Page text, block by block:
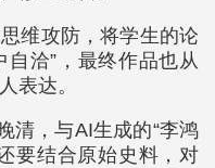
维攻防，将学生的论
自洽”，最终作品也从
表达。
清，与AI生成的“李鸿
要结合原始史料，对